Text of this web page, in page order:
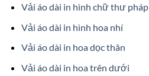
Vải áo dài in hình chữ thư pháp
Vải áo dài in hình hoa nhí
Vải áo dài in hoa dọc thân
Vải áo dài in hoa trên dưới